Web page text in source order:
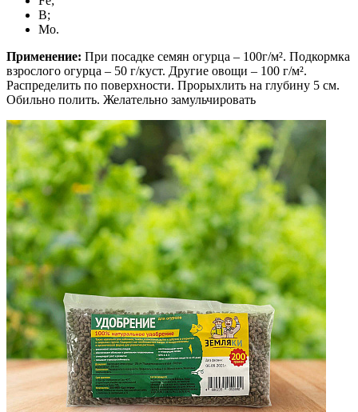
B;
Mo.
Применение: При посадке семян огурца – 100г/м². Подкормка
взрослого огурца – 50 г/куст. Другие овощи – 100 г/м².
Распределить по поверхности. Прорыхлить на глубину 5 см.
Обильно полить. Желательно замульчировать